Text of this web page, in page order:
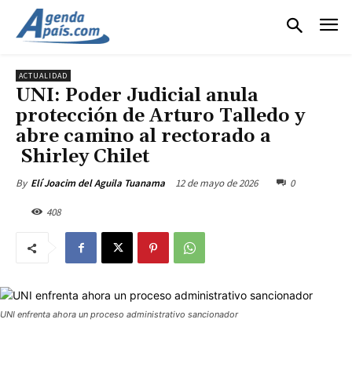
ACTUALIDAD
UNI: Poder Judicial anula
protección de Arturo Talledo y
abre camino al rectorado a
Shirley Chilet
By Elí Joacim del Aguila Tuanama 12 de mayo de 2026 0
408
UNI enfrenta ahora un proceso administrativo sancionador